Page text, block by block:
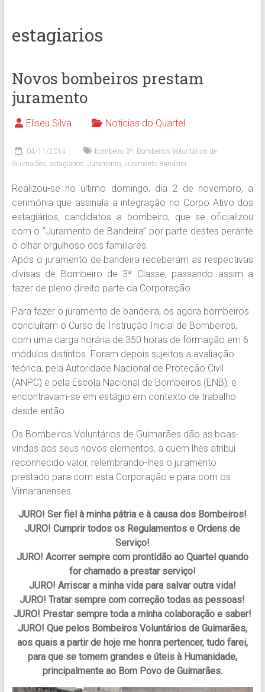
estagiarios
Novos bombeiros prestam
juramento
Eliseu Silva Noticias do Quartel
04/11/2014 bombeiro 3ª, Bombeiros Voluntários de
Guimarães, estagiarios, Juramento, Juramento Bandeira
Realizou-se no último domingo, dia 2 de novembro, a
cerimónia que assinala a integração no Corpo Ativo dos
estagiários, candidatos a bombeiro, que se oficializou
com o “Juramento de Bandeira” por parte destes perante
o olhar orgulhoso dos familiares.
Após o juramento de bandeira receberam as respectivas
divisas de Bombeiro de 3ª Classe, passando assim a
fazer de pleno direito parte da Corporação.
Para fazer o juramento de bandeira, os agora bombeiros
concluíram o Curso de Instrução Inicial de Bombeiros,
com uma carga horária de 350 horas de formação em 6
módulos distintos. Foram depois sujeitos a avaliação
teórica, pela Autoridade Nacional de Proteção Civil
(ANPC) e pela Escola Nacional de Bombeiros (ENB), e
encontravam-se em estágio em contexto de trabalho
desde então.
Os Bombeiros Voluntários de Guimarães dão as boas-
vindas aos seus novos elementos, a quem lhes atribui
reconhecido valor, relembrando-lhes o juramento
prestado para com esta Corporação e para com os
Vimaranenses.
JURO! Ser fiel à minha pátria e à causa dos Bombeiros!
JURO! Cumprir todos os Regulamentos e Ordens de
Serviço!
JURO! Acorrer sempre com prontidão ao Quartel quando
for chamado a prestar serviço!
JURO! Arriscar a minha vida para salvar outra vida!
JURO! Tratar sempre com correção todas as pessoas!
JURO! Prestar sempre toda a minha colaboração e saber!
JURO! Que pelos Bombeiros Voluntários de Guimarães,
aos quais a partir de hoje me honra pertencer, tudo farei,
para que se tornem grandes e úteis à Humanidade,
principalmente ao Bom Povo de Guimarães.